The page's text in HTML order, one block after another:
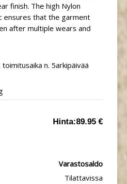
finish. The high Nylon
ensures that the garment
after multiple wears and
n. 5arkipäivää
Hinta:89.95 €
Varastosaldo
Tilattavissa